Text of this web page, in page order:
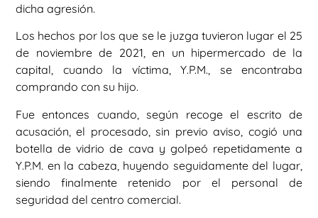
dicha agresión.
Los hechos por los que se le juzga tuvieron lugar el 25
de noviembre de 2021, en un hipermercado de la
capital, cuando la víctima, Y.P.M., se encontraba
comprando con su hijo.
Fue entonces cuando, según recoge el escrito de
acusación, el procesado, sin previo aviso, cogió una
botella de vidrio de cava y golpeó repetidamente a
Y.P.M. en la cabeza, huyendo seguidamente del lugar,
siendo finalmente retenido por el personal de
seguridad del centro comercial.